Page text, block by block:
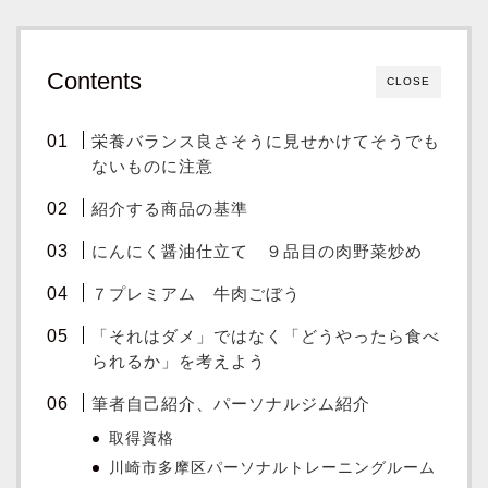
CLOSE
Contents
栄養バランス良さそうに見せかけてそうでも
ないものに注意
紹介する商品の基準
にんにく醤油仕立て ９品目の肉野菜炒め
７プレミアム 牛肉ごぼう
「それはダメ」ではなく「どうやったら食べ
られるか」を考えよう
筆者自己紹介、パーソナルジム紹介
取得資格
川崎市多摩区パーソナルトレーニングルーム